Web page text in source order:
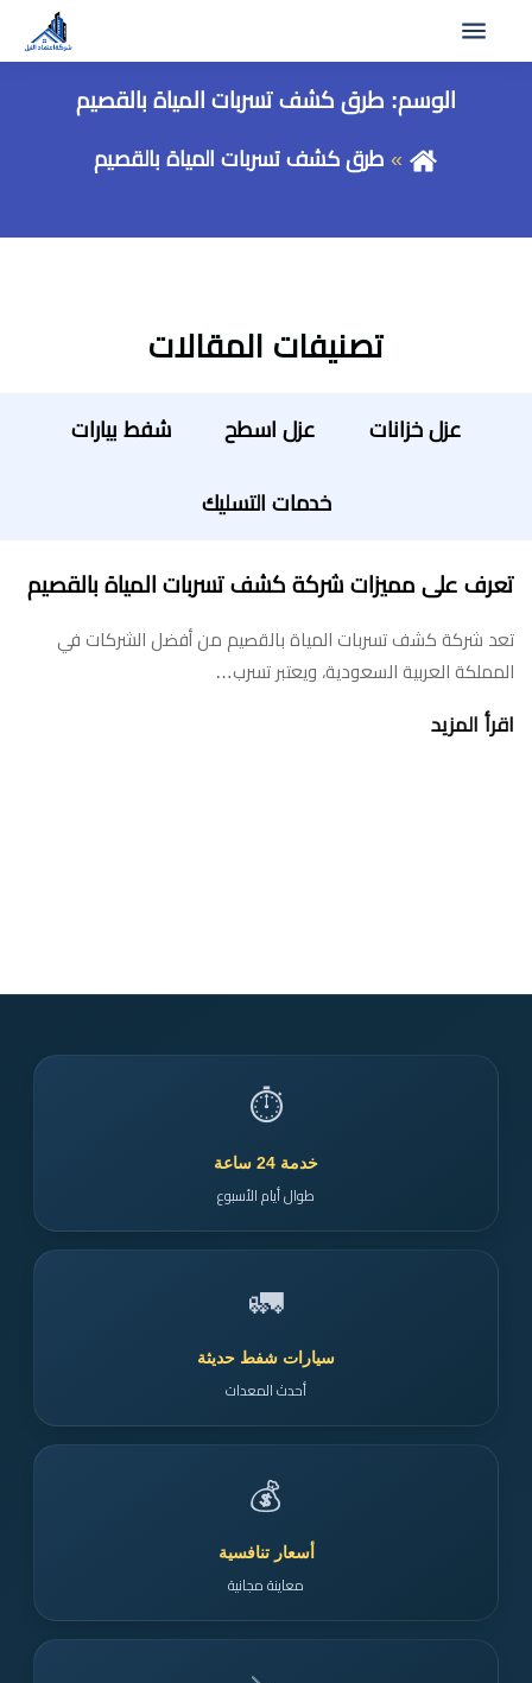
الوسم: طرق كشف تسربات المياة بالقصيم
طرق كشف تسربات المياة بالقصيم
تصنيفات المقالات
عزل خزانات عزل اسطح شفط بيارات
خدمات التسليك
تعرف على مميزات شركة كشف تسربات المياة بالقصيم
تعد شركة كشف تسربات المياة بالقصيم من أفضل الشركات في
المملكة العربية السعودية، ويعتبر تسرب…
اقرأ المزيد
⏱️
خدمة 24 ساعة
طوال أيام الأسبوع
🚛
سيارات شفط حديثة
أحدث المعدات
💰
أسعار تنافسية
معاينة مجانية